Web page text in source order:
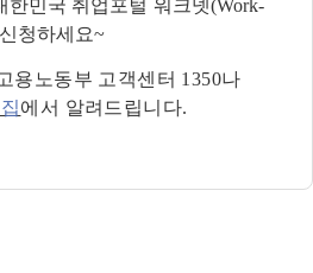
한민국 취업포털 워크넷(Work-
신청하세요~
용노동부 고객센터 1350나
에서 알려드립니다.